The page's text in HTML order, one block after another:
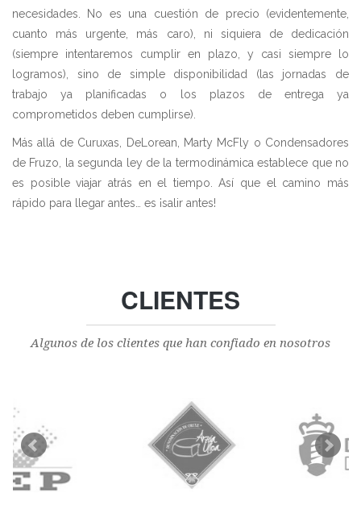
necesidades. No es una cuestión de precio (evidentemente,
cuanto más urgente, más caro), ni siquiera de dedicación
(siempre intentaremos cumplir en plazo, y casi siempre lo
logramos), sino de simple disponibilidad (las jornadas de
trabajo ya planificadas o los plazos de entrega ya
comprometidos deben cumplirse).
Más allá de Curuxas, DeLorean, Marty McFly o Condensadores
de Fruzo, la segunda ley de la termodinámica establece que no
es posible viajar atrás en el tiempo. Así que el camino más
rápido para llegar antes… es ¡salir antes!
CLIENTES
Algunos de los clientes que han confiado en nosotros